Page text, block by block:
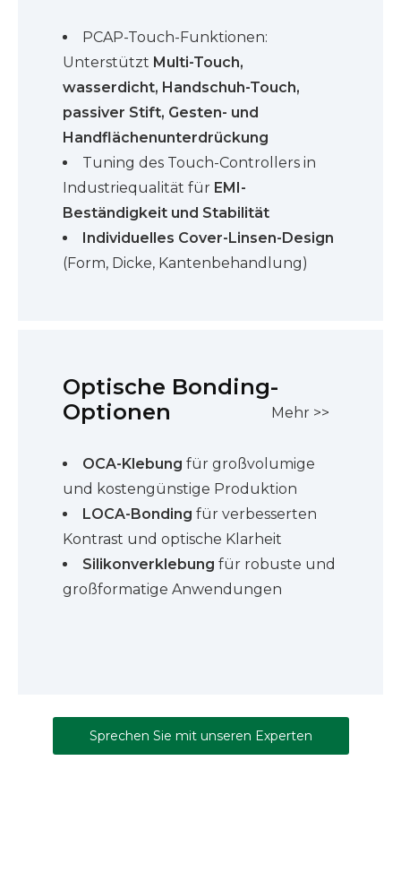
PCAP-Touch-Funktionen:
Unterstützt Multi-Touch,
wasserdicht, Handschuh-Touch,
passiver Stift, Gesten- und
Handflächenunterdrückung
Tuning des Touch-Controllers in
Industriequalität für EMI-
Beständigkeit und Stabilität
Individuelles Cover-Linsen-Design
(Form, Dicke, Kantenbehandlung)
Optische Bonding-
Optionen
Mehr >>
OCA-Klebung für großvolumige
und kostengünstige Produktion
LOCA-Bonding für verbesserten
Kontrast und optische Klarheit
Silikonverklebung für robuste und
großformatige Anwendungen
Sprechen Sie mit unseren Experten